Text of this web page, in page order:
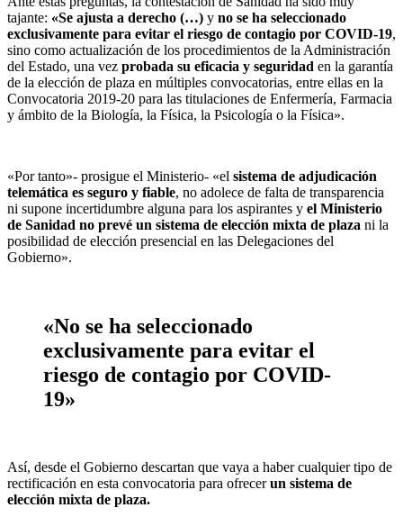
tajante: «Se ajusta a derecho (…) y no se ha seleccionado
exclusivamente para evitar el riesgo de contagio por COVID-19,
sino como actualización de los procedimientos de la Administración
del Estado, una vez probada su eficacia y seguridad en la garantía
de la elección de plaza en múltiples convocatorias, entre ellas en la
Convocatoria 2019-20 para las titulaciones de Enfermería, Farmacia
y ámbito de la Biología, la Física, la Psicología o la Física».
«Por tanto»- prosigue el Ministerio- «el sistema de adjudicación
telemática es seguro y fiable, no adolece de falta de transparencia
ni supone incertidumbre alguna para los aspirantes y el Ministerio
de Sanidad no prevé un sistema de elección mixta de plaza ni la
posibilidad de elección presencial en las Delegaciones del
Gobierno».
«No se ha seleccionado
exclusivamente para evitar el
riesgo de contagio por COVID-
19»
Así, desde el Gobierno descartan que vaya a haber cualquier tipo de
rectificación en esta convocatoria para ofrecerun sistema de
elección mixta de plaza.